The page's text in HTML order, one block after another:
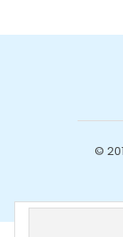
©